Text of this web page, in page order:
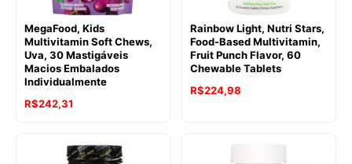
MegaFood, Kids
Multivitamin Soft Chews,
Uva, 30 Mastigáveis
Macios Embalados
Individualmente
R$242,31
Rainbow Light, Nutri Stars,
Food-Based Multivitamin,
Fruit Punch Flavor, 60
Chewable Tablets
R$224,98